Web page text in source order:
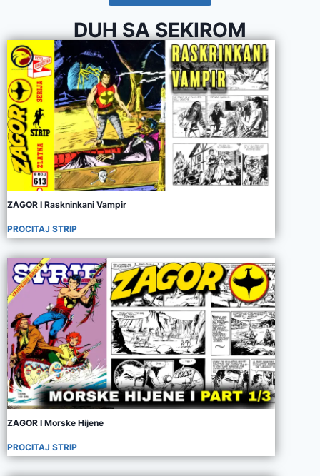
DUH SA SEKIROM
ZAGOR I Raskninkani Vampir
PROCITAJ STRIP
ZAGOR I Morske Hijene
PROCITAJ STRIP